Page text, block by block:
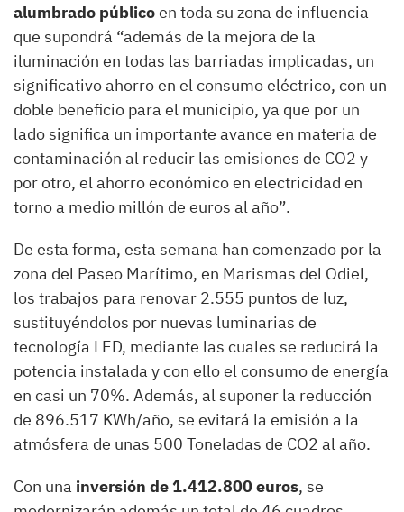
alumbrado públicoen toda su zona de influencia
que supondrá “además de la mejora de la
iluminación en todas las barriadas implicadas, un
significativo ahorro en el consumo eléctrico, con un
doble beneficio para el municipio, ya que por un
lado significa un importante avance en materia de
contaminación al reducir las emisiones de CO2 y
por otro, el ahorro económico en electricidad en
torno a medio millón de euros al año”.
De esta forma, esta semana han comenzado por la
zona del Paseo Marítimo, en Marismas del Odiel,
los trabajos para renovar 2.555 puntos de luz,
sustituyéndolos por nuevas luminarias de
tecnología LED, mediante las cuales se reducirá la
potencia instalada y con ello el consumo de energía
en casi un 70%. Además, al suponer la reducción
de 896.517 KWh/año, se evitará la emisión a la
atmósfera de unas 500 Toneladas de CO2 al año.
Con una inversión de 1.412.800 euros, se